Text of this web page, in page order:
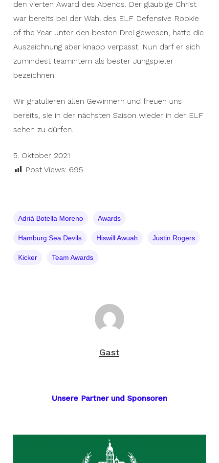
den vierten Award des Abends. Der gläubige Christ
war bereits bei der Wahl des ELF Defensive Rookie
of the Year unter den besten Drei gewesen, hatte die
Auszeichnung aber knapp verpasst. Nun darf er sich
zumindest teamintern als bester Jungspieler
bezeichnen.
Wir gratulieren allen Gewinnern und freuen uns
bereits, sie in der nächsten Saison wieder in der ELF
sehen zu dürfen.
5. Oktober 2021
Post Views: 695
Adrià Botella Moreno Awards
Hamburg Sea Devils Hiswill Awuah Justin Rogers
Kicker Team Awards
Gast
Unsere Partner und Sponsoren